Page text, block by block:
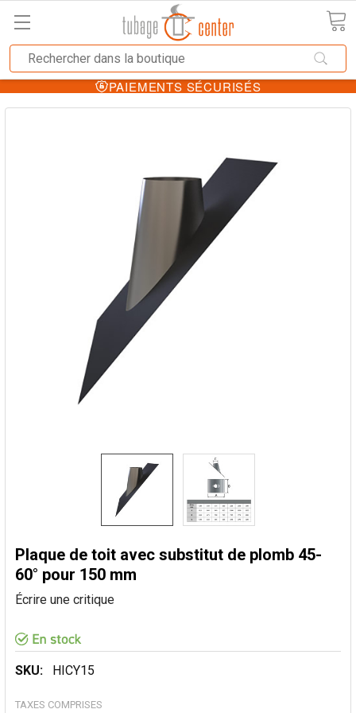
PAIEMENTS SÉCURISÉS
Plaque de toit avec substitut de plomb 45-
60° pour 150 mm
Écrire une critique
SKU: HICY15
TAXES COMPRISES